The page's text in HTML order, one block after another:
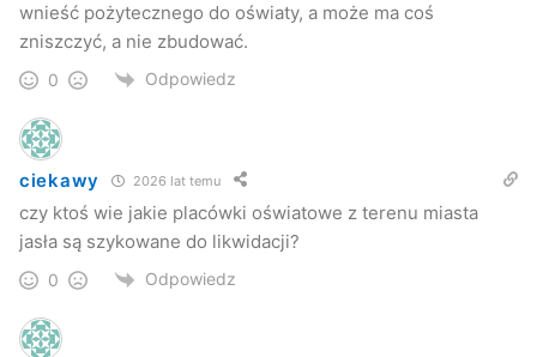
wnieść pożytecznego do oświaty, a może ma coś
zniszczyć, a nie zbudować.
0 Odpowiedz
ciekawy 2026 lat temu
czy ktoś wie jakie placówki oświatowe z terenu miasta
jasła są szykowane do likwidacji?
0 Odpowiedz